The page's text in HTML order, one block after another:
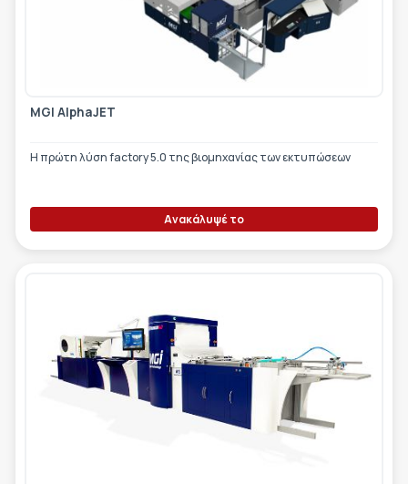
MGI AlphaJET
Η πρώτη λύση factory 5.0 της βιομηχανίας των εκτυπώσεων
Ανακάλυψέ το